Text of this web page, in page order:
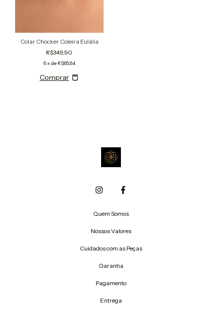
Colar Chocker Coleira Eulália
R$349,90
6x de R$65,64
Quem Somos
Nossos Valores
Cuidados com as Peças
Garantia
Pagamento
Entrega